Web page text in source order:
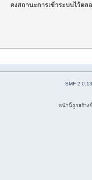
คงสถานะการเข้าระบบไว้ตล
SMF 2.0.13
หน้านี้ถูกสร้าง